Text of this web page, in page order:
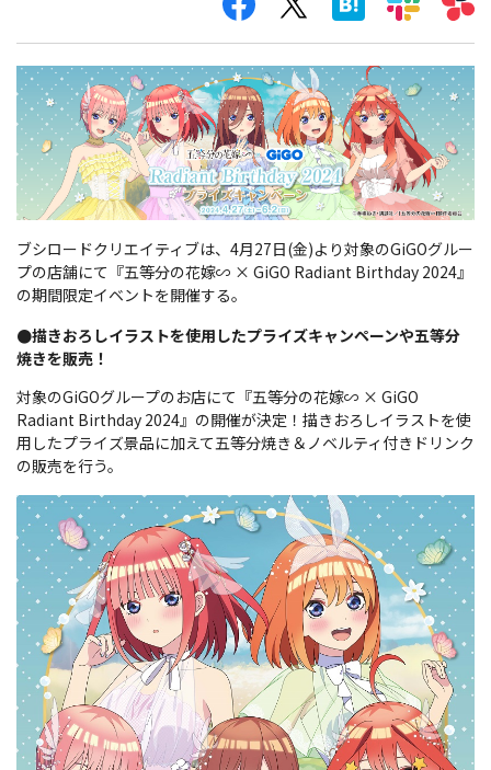
ブシロードクリエイティブは、4月27日(金)より対象のGiGOグルー
プの店舗にて『五等分の花嫁∽ × GiGO Radiant Birthday 2024』
の期間限定イベントを開催する。
●描きおろしイラストを使用したプライズキャンペーンや五等分
焼きを販売！
対象のGiGOグループのお店にて『五等分の花嫁∽ × GiGO
Radiant Birthday 2024』の開催が決定！描きおろしイラストを使
用したプライズ景品に加えて五等分焼き＆ノベルティ付きドリンク
の販売を行う。